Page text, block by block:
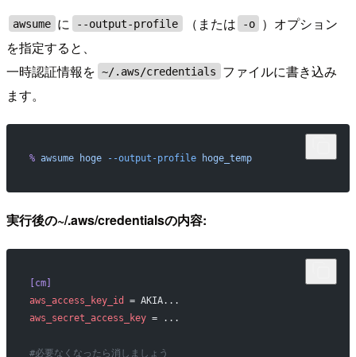
awsume に --output-profile （または -o
）オプション
を指定すると、
一時認証情報を ~/.aws/credentials
ファイルに書き込み
ます。
% awsume hoge --output-profile hoge_temp
実行後の~/.aws/credentialsの内容:
[cm]
aws_access_key_id
= AKIA...
aws_secret_access_key = ...
#必要なくなったら消しましょう